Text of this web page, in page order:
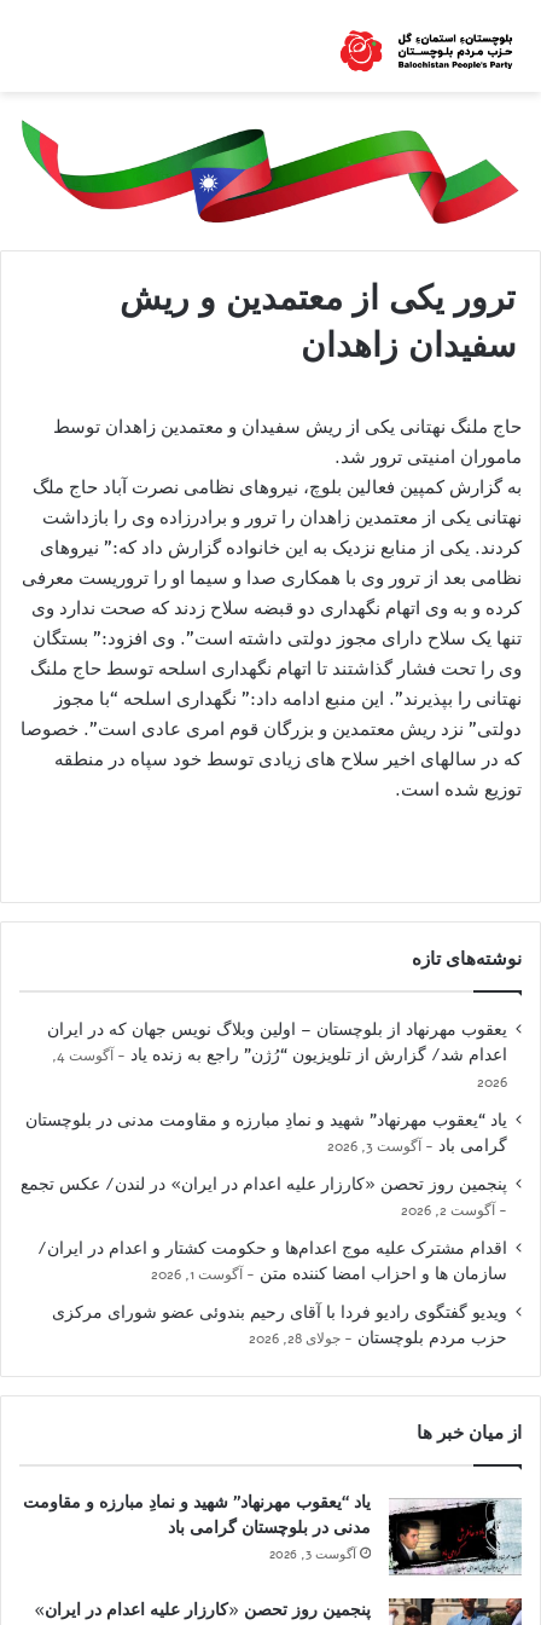
ترور یکی از معتمدین و ریش
سفیدان زاهدان
حاج ملنگ نهتانی یکی از ریش سفیدان و معتمدین زاهدان توسط
ماموران امنیتی ترور شد.
به گزارش کمپین فعالین بلوچ، نیروهای نظامی نصرت آباد حاج ملگ
نهتانی یکی از معتمدین زاهدان را ترور و برادرزاده وی را بازداشت
کردند. یکی از منابع نزدیک به این خانواده گزارش داد که:” نیروهای
نظامی بعد از ترور وی با همکاری صدا و سیما او را تروریست معرفی
کرده و به وی اتهام نگهداری دو قبضه سلاح زدند که صحت ندارد وی
تنها یک سلاح دارای مجوز دولتی داشته است”. وی افزود:” بستگان
وی را تحت فشار گذاشتند تا اتهام نگهداری اسلحه توسط حاج ملنگ
نهتانی را بپذیرند”. این منبع ادامه داد:” نگهداری اسلحه “با مجوز
دولتی” نزد ریش معتمدین و بزرگان قوم امری عادی است”. خصوصا
که در سالهای اخیر سلاح های زیادی توسط خود سپاه در منطقه
توزیع شده است.
نوشته‌های تازه
یعقوب مهرنهاد از بلوچستان – اولین وبلاگ نویس جهان که در ایران
اعدام شد/ گزارش از تلویزیون “رُژن” راجع به زنده یاد
آگوست 4,
2026
یاد “یعقوب مهرنهاد” شهید و نمادِ مبارزه و مقاومت مدنی در بلوچستان
گرامی باد
آگوست 3, 2026
پنجمین روز تحصن «کارزار علیه اعدام در ایران» در لندن/ عکس تجمع
آگوست 2, 2026
اقدام مشترک علیه موج اعدام‌ها و حکومت کشتار و اعدام در ایران/
سازمان ها و احزاب امضا کننده متن
آگوست 1, 2026
ویدیو گفتگوی رادیو فردا با آقای رحیم بندوئی عضو شورای مرکزی
حزب مردم بلوچستان
جولای 28, 2026
از میان خبر ها
یاد “یعقوب مهرنهاد” شهید و نمادِ مبارزه و مقاومت
مدنی در بلوچستان گرامی باد
آگوست 3, 2026
پنجمین روز تحصن «کارزار علیه اعدام در ایران»